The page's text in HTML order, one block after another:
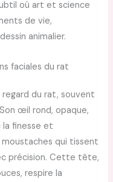
où art et science
de vie,
animalier.
faciales du rat
du rat, souvent
œil rond, opaque,
finesse et
moustaches qui tissent
précision. Cette tête,
respire la